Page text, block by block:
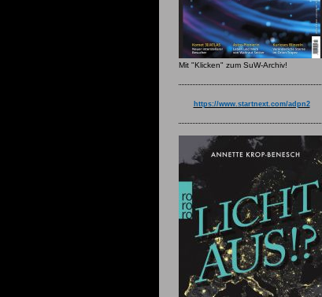
Mit "Klicken" zum SuW-Archiv!
https://www.startnext.com/adpn2